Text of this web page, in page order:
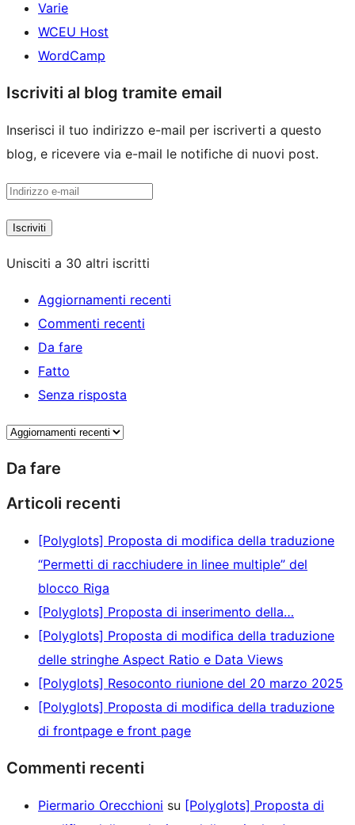
Varie
WCEU Host
WordCamp
Iscriviti al blog tramite email
Inserisci il tuo indirizzo e-mail per iscriverti a questo
blog, e ricevere via e-mail le notifiche di nuovi post.
Indirizzo
mail
Iscriviti
Unisciti a 30 altri iscritti
Aggiornamenti recenti
Commenti recenti
Da fare
Fatto
Senza risposta
Da fare
Articoli recenti
[Polyglots] Proposta di modifica della traduzione
“Permetti di racchiudere in linee multiple” del
blocco Riga
[Polyglots] Proposta di inserimento della…
[Polyglots] Proposta di modifica della traduzione
delle stringhe Aspect Ratio e Data Views
[Polyglots] Resoconto riunione del 20 marzo 2025
[Polyglots] Proposta di modifica della traduzione
di frontpage e front page
Commenti recenti
Piermario Orecchioni su [Polyglots] Proposta di